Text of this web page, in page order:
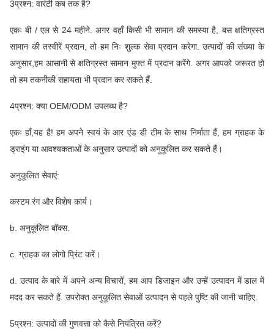
3प्रश्न: वारंटी कब तक है?
एकः बी / एल से 24 महीने. अगर वहाँ किसी भी सामान की समस्या है, बस क्षतिग्रस्त
सामान की तस्वीरें प्रदान, तो हम निः शुल्क सेवा प्रदान करेगा. उत्पादों की संख्या के
अनुसार,हम आसानी से क्षतिग्रस्त सामान मुफ्त में प्रदान करेंगे. अगर आपको जरूरत हो
तो हम तकनीकी सहायता भी प्रदान कर सकते हैं.
4प्रश्न: क्या OEM/ODM उपलब्ध है?
एकः हाँ,यह है! हम अपने स्वयं के आर एंड डी टीम के साथ निर्माता हैं, हम ग्राहक के
ड्राइंग या आवश्यकताओं के अनुसार उत्पादों को अनुकूलित कर सकते हैं।
अनुकूलित सेवाएं:
कस्टम रंग और विशेष कार्य।
b. अनुकूलित बॉक्स.
c. ग्राहक का लोगो प्रिंट करें।
d. उत्पाद के बारे में अपने अन्य विचारों, हम आप डिजाइन और उन्हें उत्पादन में डाल में
मदद कर सकते हैं. उपरोक्त अनुकूलित सेवाओं उत्पादन से पहले पुष्टि की जानी चाहिए.
5प्रश्न: उत्पादों की गुणवत्ता को कैसे नियंत्रित करें?